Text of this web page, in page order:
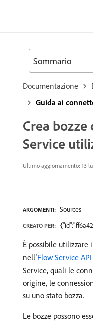
Documentazione
Guida ai
Crea
Service
Ultimo aggiornamento: 13
ARGOMENTI: Sources
CREATO PER:
È possibile utilizzare
nell’Flow Service API
Service, quali le
origine, le
su uno stato bozza.
Le bozze possono
Sommario